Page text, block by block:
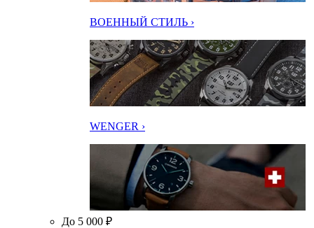
ВОЕННЫЙ СТИЛЬ ›
WENGER ›
До 5 000 ₽